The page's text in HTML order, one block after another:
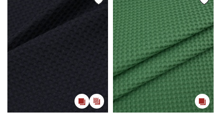
Подписаться
Ознакомлен(а) с
Политикой обработки персональных
и даю
Согласие на обработку персональных
Согласие на получение рекламных и
информационных рассылок